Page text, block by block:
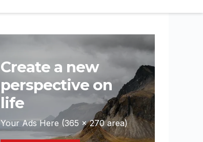
Create a new
perspective on
life
Your Ads Here (365 x 270 area)